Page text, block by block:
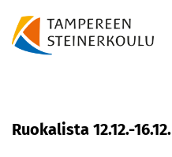
Ruokalista 12.12.-16.12.